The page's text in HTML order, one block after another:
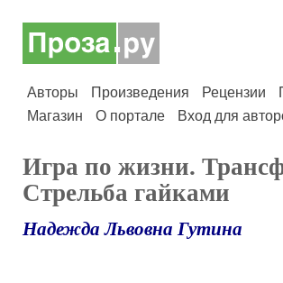
Авторы Произведения Рецензии
Магазин
О портале Вход для
Игра по жизни.
Стрельба гайками
Надежда Львовна Гутина